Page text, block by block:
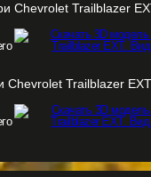
Chevrolet Trailblazer
Chevrolet Trailblazer